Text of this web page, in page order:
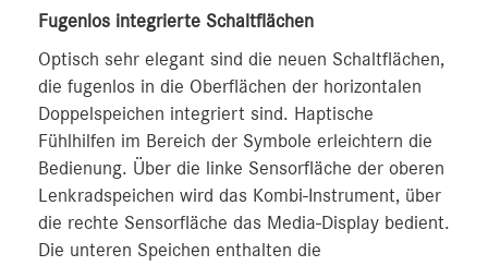
Fugenlos integrierte Schaltflächen
Optisch sehr elegant sind die neuen Schaltflächen,
die fugenlos in die Oberflächen der horizontalen
Doppelspeichen integriert sind. Haptische
Fühlhilfen im Bereich der Symbole erleichtern die
Bedienung. Über die linke Sensorfläche der oberen
Lenkradspeichen wird das Kombi-Instrument, über
die rechte Sensorfläche das Media-Display bedient.
Die unteren Speichen enthalten die